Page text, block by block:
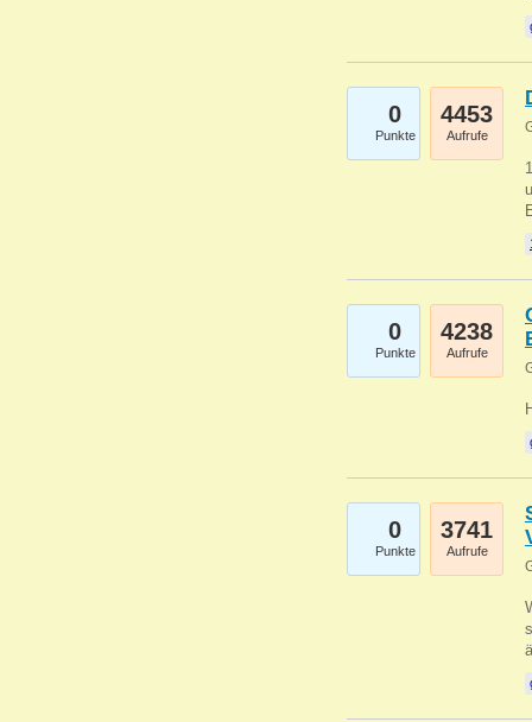
0
Punkte
4453
Aufrufe
0
Punkte
4238
Aufrufe
0
Punkte
3741
Aufrufe